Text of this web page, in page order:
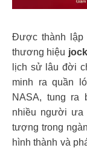
Được thành lập
thương hiệu
lịch sử lâu đời
minh ra quần
NASA, tung
nhiều người ưa
tượng trong
hình thành và